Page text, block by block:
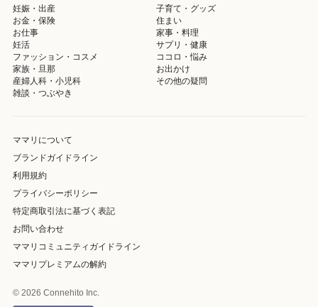
妊娠・出産
子育て・グッズ
お金・保険
住まい
お仕事
家事・料理
妊活
サプリ・健康
ファッション・コスメ
ココロ・悩み
家族・旦那
お出かけ
産婦人科・小児科
その他の疑問
雑談・つぶやき
ママリについて
ブランドガイドライン
利用規約
プライバシーポリシー
特定商取引法に基づく表記
お問い合わせ
ママリコミュニティガイドライン
ママリプレミアムの解約
© 2026 Connehito Inc.